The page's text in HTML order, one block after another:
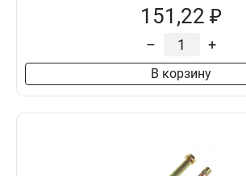
151,22 ₽
– +
В корзину